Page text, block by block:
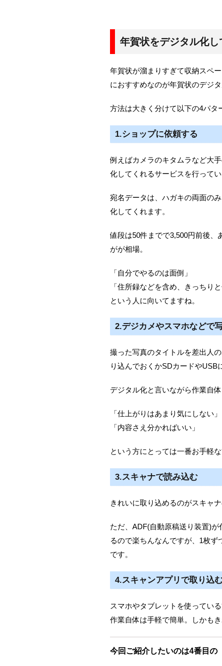
年賀状をデジタル化
年賀状が溜まりすぎて収納スペ
におすすめなのが年賀状のデジ
方法は大きく分けて以下の4パタ
1.ショップに依頼する
例えばカメラのキタムラなど大
化してくれるサービスを行って
宛名データは、ハガキの両面の
化してくれます。
値段は50件までで3,500円前後、
がが相場。
「自分でやるのは面倒」
「住所録などを含め、きっちり
という人に向いてますね。
2.デジカメやスマホなどで
撮った写真のタイトルを差出人
り込んでおくかSDカードや
デジタル化と言いながら作業自
「仕上がりはあまり気にしない」
「内容さえ分かればいい」
という方にとっては一番お手軽
3.スキャナで読み込む
きれいに取り込めるのがスキャ
ただ、ADF(自動原稿送り装置)
るので楽ちんなんですが、1枚
です。
4.スキャンアプリで取り込
スマホやタブレットを使ってい
作業自体は手軽で簡単。しかも
今回ご紹介したいのは4番目の